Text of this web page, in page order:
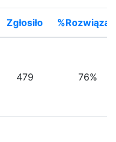
Zgłosiło
479 76%